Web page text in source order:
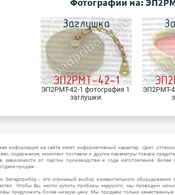
ЭП2РМТ-42-1 фотография 1
заглушки.
ЭП2РМТ-
информация на сайте несет информативный характер. Цвет,
содержание, комплект поставки и другие параметры товара
зависимости от партии производства и года изготовления. Более
продаж.
Западприбор - это огромный выбор измерительного оборудования
Чтобы Вы могли купить приборы недорого, мы проводим
предложить более низкую цену. Мы продаем только